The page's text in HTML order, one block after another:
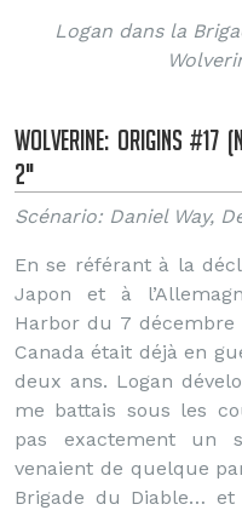
Logan dans la
Wolverine: Origins #17
2"
Scénario: Daniel Way,
En se référant à la
Japon et à
Harbor du 7 décembre
Canada était déjà en
deux ans. Logan
me battais sous les
pas exactement un
venaient de quelque
Brigade du Diable…